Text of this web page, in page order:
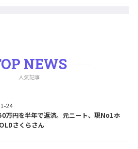
NEWS
人気記事
24
万円を半年で返済。元ニート、現No1ホ
さくらさん